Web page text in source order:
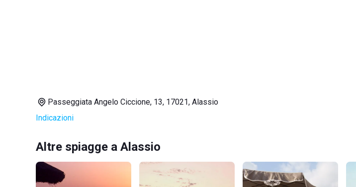
Passeggiata Angelo Ciccione, 13, 17021, Alassio
Indicazioni
Altre spiagge a Alassio